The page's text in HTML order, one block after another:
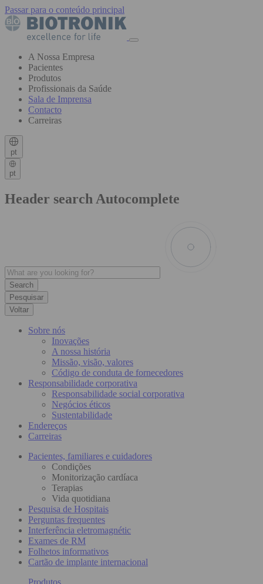
Passar para o conteúdo principal
A Nossa Empresa
Pacientes
Produtos
Profissionais da Saúde
Sala de Imprensa
Contacto
Carreiras
pt
pt
Header search Autocomplete
Pesquisar
Voltar
Sobre nós
Inovações
A nossa história
Missão, visão, valores
Código de conduta de fornecedores
Responsabilidade corporativa
Responsabilidade social corporativa
Negócios éticos
Sustentabilidade
Endereços
Carreiras
Pacientes, familiares e cuidadores
Condições
Monitorização cardíaca
Terapias
Vida quotidiana
Pesquisa de Hospitais
Perguntas frequentes
Interferência eletromagnétic
Exames de RM
Folhetos informativos
Cartão de implante internacional
Produtos